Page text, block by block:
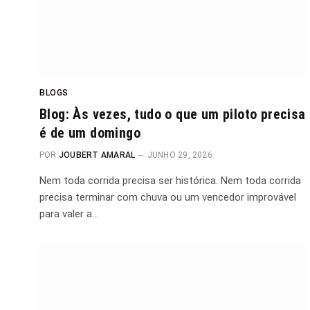
BLOGS
Blog: Às vezes, tudo o que um piloto precisa
é de um domingo
POR JOUBERT AMARAL JUNHO 29, 2026
Nem toda corrida precisa ser histórica. Nem toda corrida
precisa terminar com chuva ou um vencedor improvável
para valer a…